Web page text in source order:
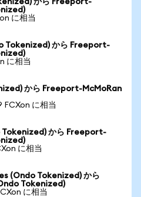
から Freeport-
に相当
Tokenized) から Freeport-
に相当
から Freeport-McMoRan
FCXon に相当
Tokenized) から Freeport-
に相当
(Ondo Tokenized) から
Tokenized)
に相当